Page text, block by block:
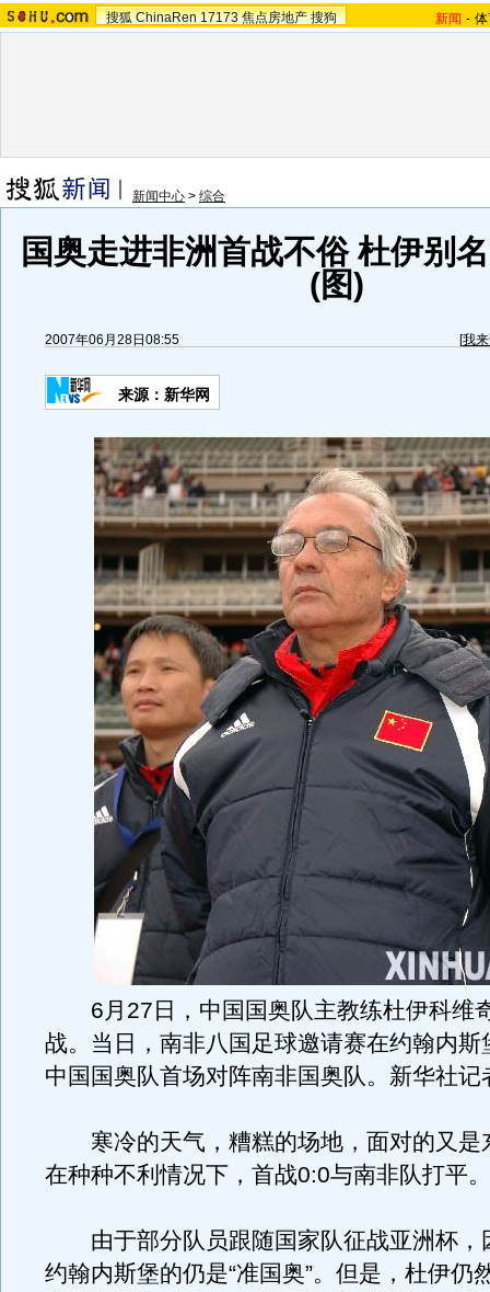
搜狐 ChinaRen 17173 焦点房地产 搜狗 新闻 -
新闻中心 > 综合
国奥走进非洲首战不俗 杜伊别
(图)
2007年06月28日08:55 [我
来源：新华网
6月27日，中国国奥队主教练杜伊科维
战。当日，南非八国足球邀请赛在约翰内斯
中国国奥队首场对阵南非国奥队。新华社记
寒冷的天气，糟糕的场地，面对的又是
在种种不利情况下，首战0:0与南非队打平。
由于部分队员跟随国家队征战亚洲杯，
约翰内斯堡的仍是“准国奥”。但是，杜伊仍